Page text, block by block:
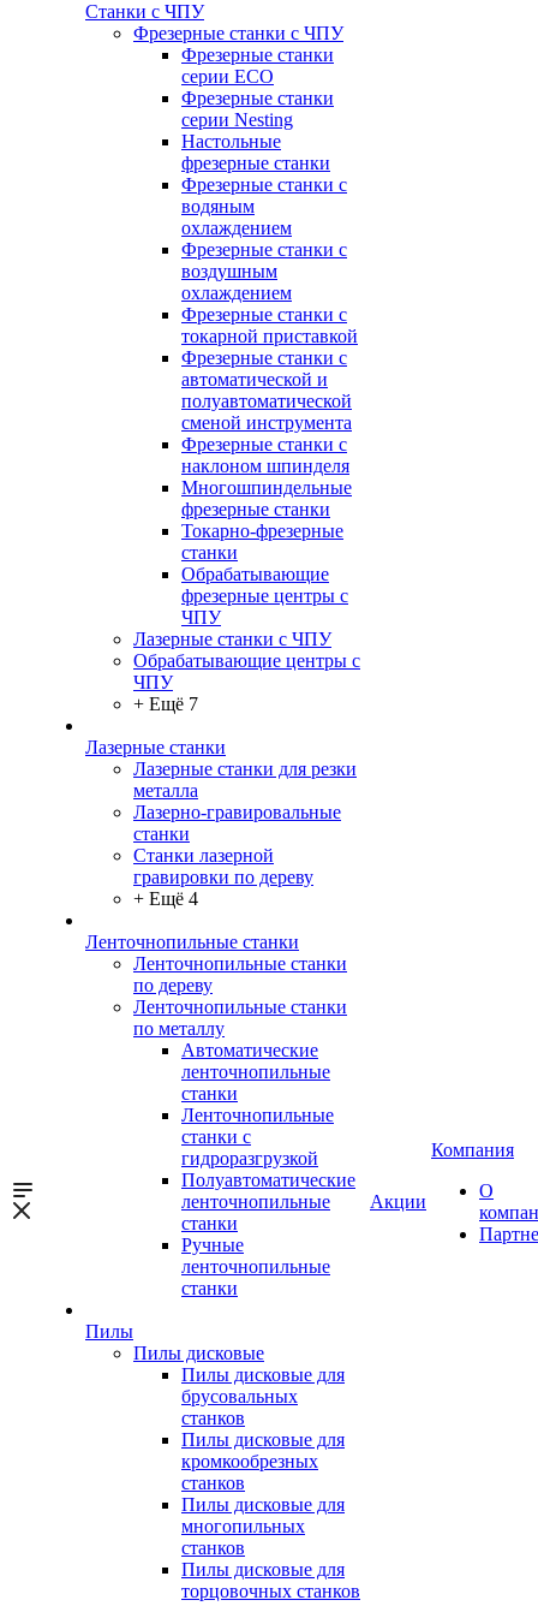
Станки с ЧПУ
Фрезерные станки с ЧПУ
Фрезерные станки
серии ECO
Фрезерные станки
серии Nesting
Настольные
фрезерные станки
Фрезерные станки с
водяным
охлаждением
Фрезерные станки с
воздушным
охлаждением
Фрезерные станки с
токарной приставкой
Фрезерные станки с
автоматической и
полуавтоматической
сменой инструмента
Фрезерные станки с
наклоном шпинделя
Многошпиндельные
фрезерные станки
Токарно-фрезерные
станки
Обрабатывающие
фрезерные центры с
ЧПУ
Лазерные станки с ЧПУ
Обрабатывающие центры с
ЧПУ
+ Ещё 7
Лазерные станки
Лазерные станки для резки
металла
Лазерно-гравировальные
станки
Станки лазерной
гравировки по дереву
+ Ещё 4
Ленточнопильные станки
Ленточнопильные станки
по дереву
Ленточнопильные станки
по металлу
Автоматические
ленточнопильные
станки
Ленточнопильные
станки с
гидроразгрузкой
Полуавтоматические
ленточнопильные
станки
Ручные
ленточнопильные
станки
Пилы
Пилы дисковые
Пилы дисковые для
брусовальных
станков
Пилы дисковые для
кромкообрезных
станков
Пилы дисковые для
многопильных
станков
Пилы дисковые для
торцовочных станков
Акции
Компания
О